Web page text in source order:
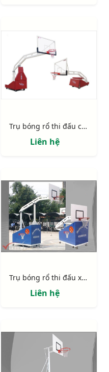
Trụ bóng rổ thi đấu chuyên nghiệp Epic
Liên hệ
Trụ bóng rổ thi đấu xếp 801870
Liên hệ